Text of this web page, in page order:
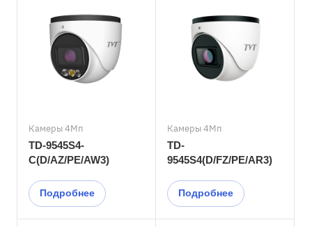
Камеры 4Мп
TD-9545S4-
C(D/AZ/PE/AW3)
Подробнее
Камеры 4Мп
TD-
9545S4(D/FZ/PE/AR3)
Подробнее